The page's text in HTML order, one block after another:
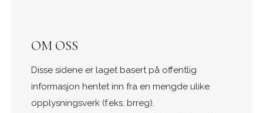
OM OSS
Disse sidene er laget basert på offentlig
informasjon hentet inn fra en mengde ulike
opplysningsverk (f.eks. brreg).